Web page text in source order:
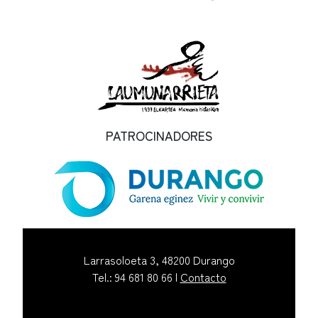
PATROCINADORES
Larrasoloeta 3, 48200 Durango
Tel.: 94 681 80 66 | Contacto